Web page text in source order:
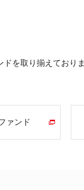
を取り揃えておりま
ァンド